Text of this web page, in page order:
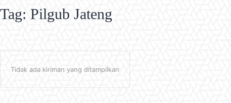
Tag: Pilgub Jateng
Tidak ada kiriman yang ditampilkan